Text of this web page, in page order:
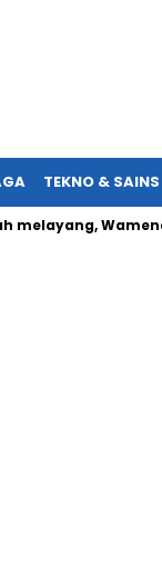
TEKNO & SAINS
Wamenaker